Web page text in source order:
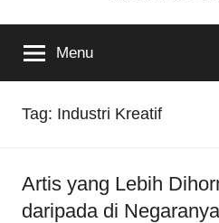
Menu
Tag: Industri Kreatif
Artis yang Lebih
daripada di Negaranya